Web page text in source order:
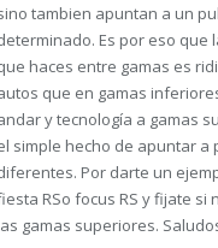
tambien apuntan a un
Es por eso que
haces entre gamas es
que en gamas
y tecnología a gamas
simple hecho de apuntar a
Por darte un
RSo focus RS y fijate si
gamas superiores.